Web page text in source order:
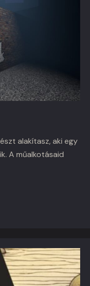
alakítasz, aki egy
A műalkotásaid